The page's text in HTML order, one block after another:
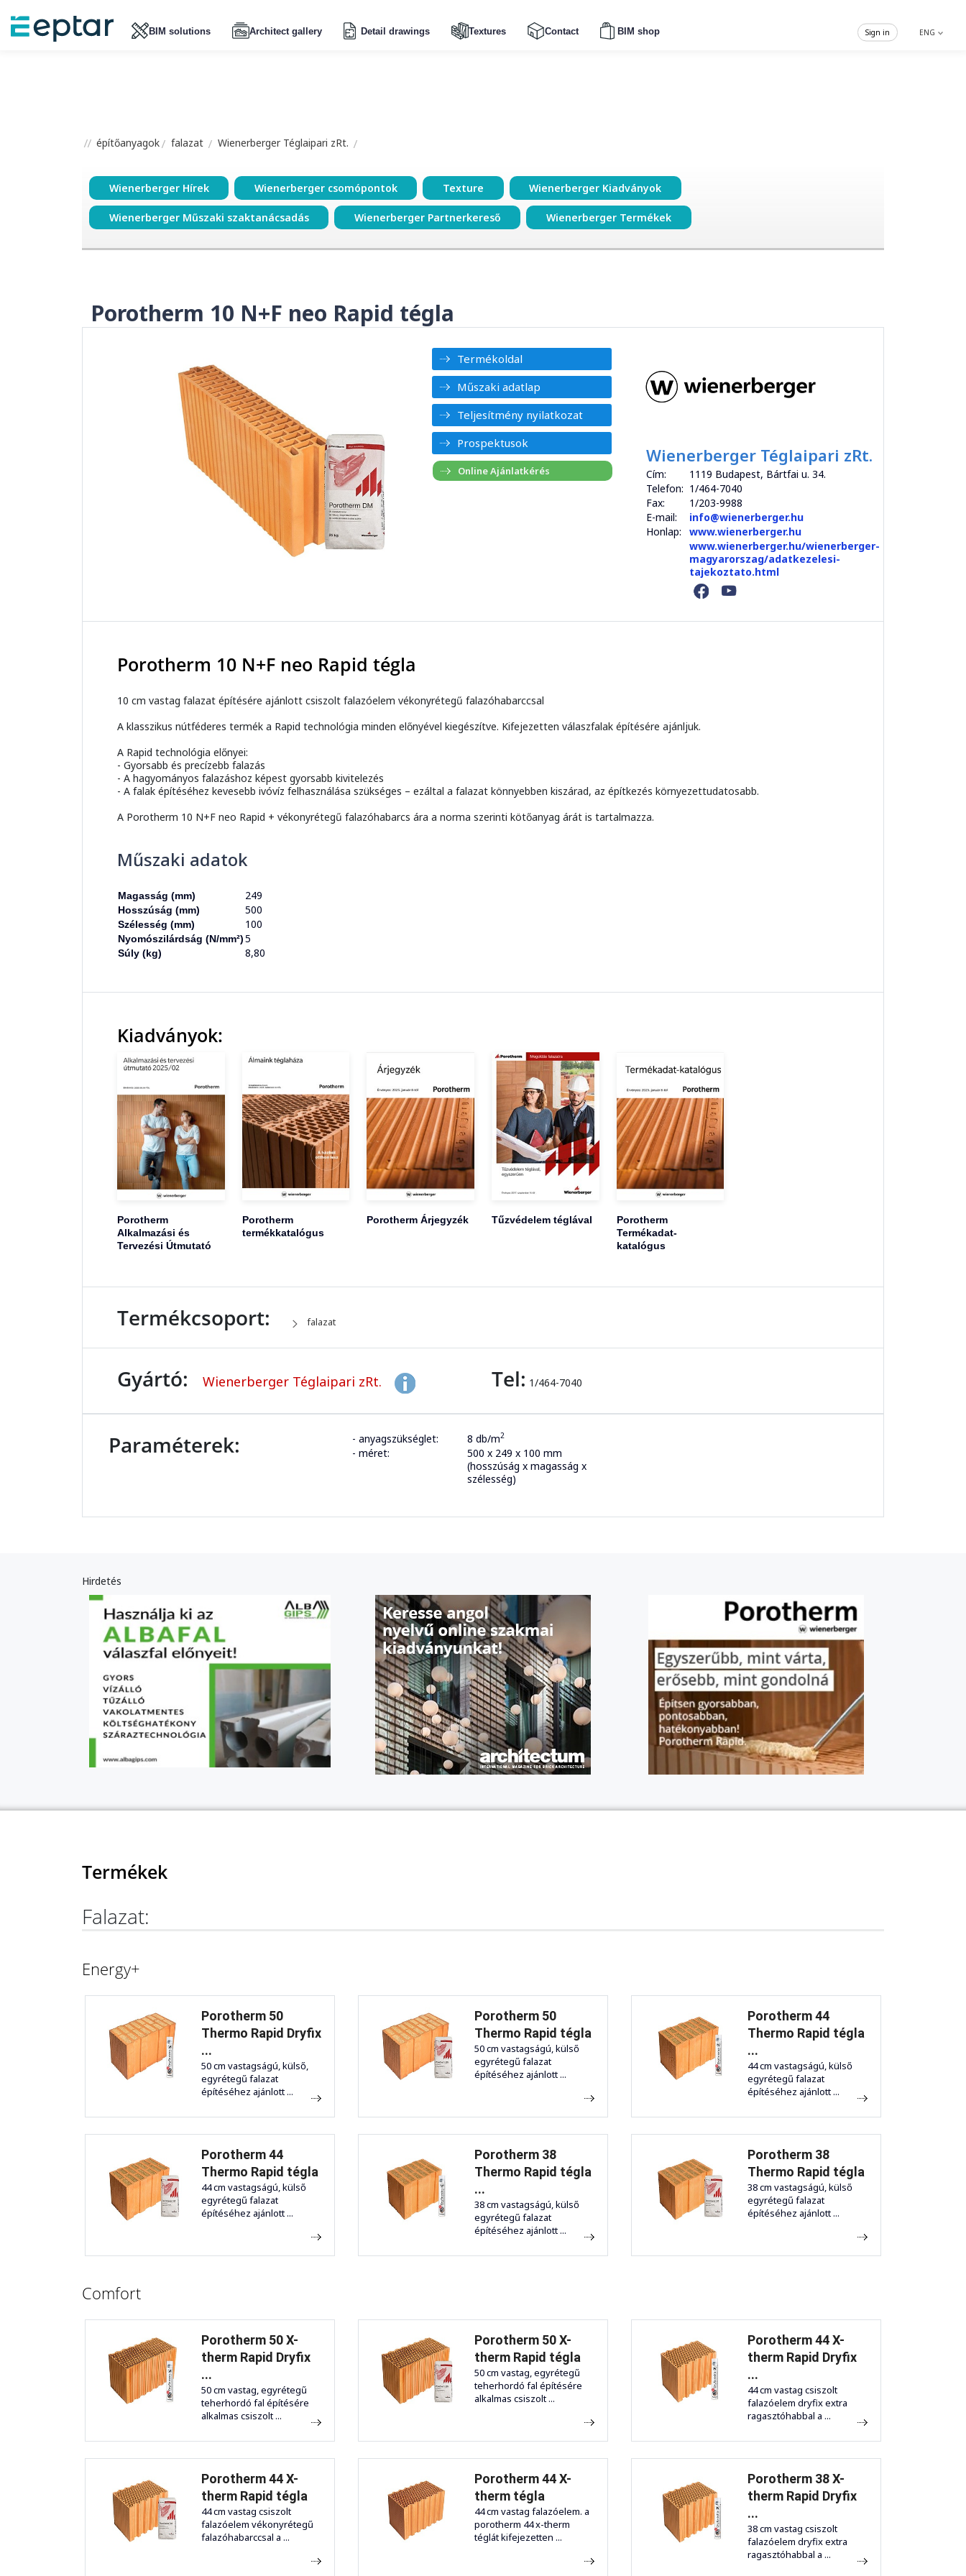
BIM solutions Architect gallery Detail drawings Textures Contact BIM shop ENG
Sign in
építőanyagok falazat Wienerberger Téglaipari zRt.
Wienerberger Hírek Wienerberger csomópontok Texture Wienerberger Kiadványok
Wienerberger Műszaki szaktanácsadás Wienerberger Partnerkereső Wienerberger Termékek
Porotherm 10 N+F neo Rapid tégla
Termékoldal
Műszaki adatlap
Teljesítmény nyilatkozat
Prospektusok
Wienerberger Téglaipari zRt.
Cím:
1119 Budapest, Bártfai u. 34.
Telefon: 1/464-7040
Fax:
1/203-9988
E-mail:
info@wienerberger.hu
Honlap:
www.wienerberger.hu
www.wienerberger.hu/wienerberger-
magyarorszag/adatkezelesi-
tajekoztato.html
Porotherm 10 N+F neo Rapid tégla
10 cm vastag falazat építésére ajánlott csiszolt falazóelem vékonyrétegű falazóhabarccsal
A klasszikus nútféderes termék a Rapid technológia minden előnyével kiegészítve. Kifejezetten válaszfalak építésére ajánljuk.
A Rapid technológia előnyei:
- Gyorsabb és precízebb falazás
- A hagyományos falazáshoz képest gyorsabb kivitelezés
- A falak építéséhez kevesebb ivóvíz felhasználása szükséges – ezáltal a falazat könnyebben kiszárad, az építkezés környezettudatosabb.
A Porotherm 10 N+F neo Rapid + vékonyrétegű falazóhabarcs ára a norma szerinti kötőanyag árát is tartalmazza.
Műszaki adatok
Magasság (mm) 249
Hosszúság (mm) 500
Szélesség (mm) 100
Nyomószilárdság (N/mm²)5
Súly (kg) 8,80
Kiadványok:
Porotherm
Alkalmazási és
Tervezési Útmutató
Porotherm
termékkatalógus
Porotherm Árjegyzék Tűzvédelem téglával
Porotherm
Termékadat-
katalógus
Termékcsoport: falazat
Gyártó: Wienerberger Téglaipari zRt. Tel: 1/464-7040
Paraméterek: - anyagszükséglet: 8 db/m2
- méret:
500 x 249 x 100 mm
(hosszúság x magasság x
szélesség)
Hirdetés
Termékek
Falazat:
Energy+
Porotherm 50
Thermo Rapid Dryfix
...
50 cm vastagságú, külső,
egyrétegű falazat
építéséhez ajánlott ...
Porotherm 50
Thermo Rapid tégla
50 cm vastagságú, külső
egyrétegű falazat
építéséhez ajánlott ...
Porotherm 44
Thermo Rapid tégla
...
44 cm vastagságú, külső
egyrétegű falazat
építéséhez ajánlott ...
Porotherm 44
Thermo Rapid tégla
44 cm vastagságú, külső
egyrétegű falazat
építéséhez ajánlott ...
Porotherm 38
Thermo Rapid tégla
...
38 cm vastagságú, külső
egyrétegű falazat
építéséhez ajánlott ...
Porotherm 38
Thermo Rapid tégla
38 cm vastagságú, külső
egyrétegű falazat
építéséhez ajánlott ...
Comfort
Porotherm 50 X-
therm Rapid Dryfix
...
50 cm vastag, egyrétegű
teherhordó fal építésére
alkalmas csiszolt ...
Porotherm 50 X-
therm Rapid tégla
50 cm vastag, egyrétegű
teherhordó fal építésére
alkalmas csiszolt ...
Porotherm 44 X-
therm Rapid Dryfix
...
44 cm vastag csiszolt
falazóelem dryfix extra
ragasztóhabbal a ...
Porotherm 44 X-
therm Rapid tégla
44 cm vastag csiszolt
falazóelem vékonyrétegű
falazóhabarccsal a ...
Porotherm 44 X-
therm tégla
44 cm vastag falazóelem. a
porotherm 44 x-therm
téglát kifejezetten ...
Porotherm 38 X-
therm Rapid Dryfix
...
38 cm vastag csiszolt
falazóelem dryfix extra
ragasztóhabbal a ...